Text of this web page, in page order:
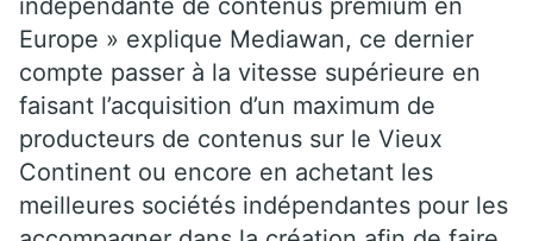
indépendante de contenus premium en
Europe » explique Mediawan, ce dernier
compte passer à la vitesse supérieure en
faisant l’acquisition d’un maximum de
producteurs de contenus sur le Vieux
Continent ou encore en achetant les
meilleures sociétés indépendantes pour les